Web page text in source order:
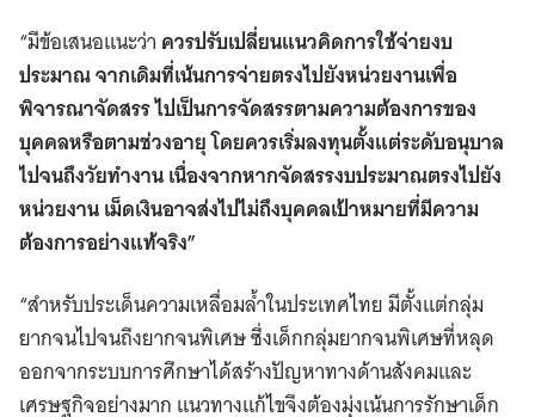
“มีข้อเสนอแนะว่า ควรปรับเปลี่ยนแนวคิดการใช้จ่ายงบ
ประมาณ จากเดิมที่เน้นการจ่ายตรงไปยังหน่วยงานเพื่อ
พิจารณาจัดสรร ไปเป็นการจัดสรรตามความต้องการของ
บุคคลหรือตามช่วงอายุ โดยควรเริ่มลงทุนตั้งแต่ระดับอนุบาล
ไปจนถึงวัยทำงาน เนื่องจากหากจัดสรรงบประมาณตรงไปยัง
หน่วยงาน เม็ดเงินอาจส่งไปไม่ถึงบุคคลเป้าหมายที่มีความ
ต้องการอย่างแท้จริง”
“สำหรับประเด็นความเหลื่อมล้ำในประเทศไทย มีตั้งแต่กลุ่ม
ยากจนไปจนถึงยากจนพิเศษ ซึ่งเด็กกลุ่มยากจนพิเศษที่หลุด
ออกจากระบบการศึกษาได้สร้างปัญหาทางด้านสังคมและ
เศรษฐกิจอย่างมาก แนวทางแก้ไขจึงต้องมุ่งเน้นการรักษาเด็ก